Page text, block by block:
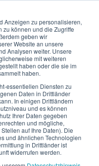
Anzeigen zu personalisieren,
zu können und die Zugriffe
geben wir
Website an unsere
Analysen weiter. Unsere
mit weiteren
haben oder die sie im
haben.
essentiellen Diensten zu
Daten in Drittländer
In einigen Drittländern
und es können
Ihrer Daten gegeben
und mögliche,
auf Ihre Daten). Die
und ähnlichen Technologien
in Drittländer ist
widerrufen werden.
, die
die